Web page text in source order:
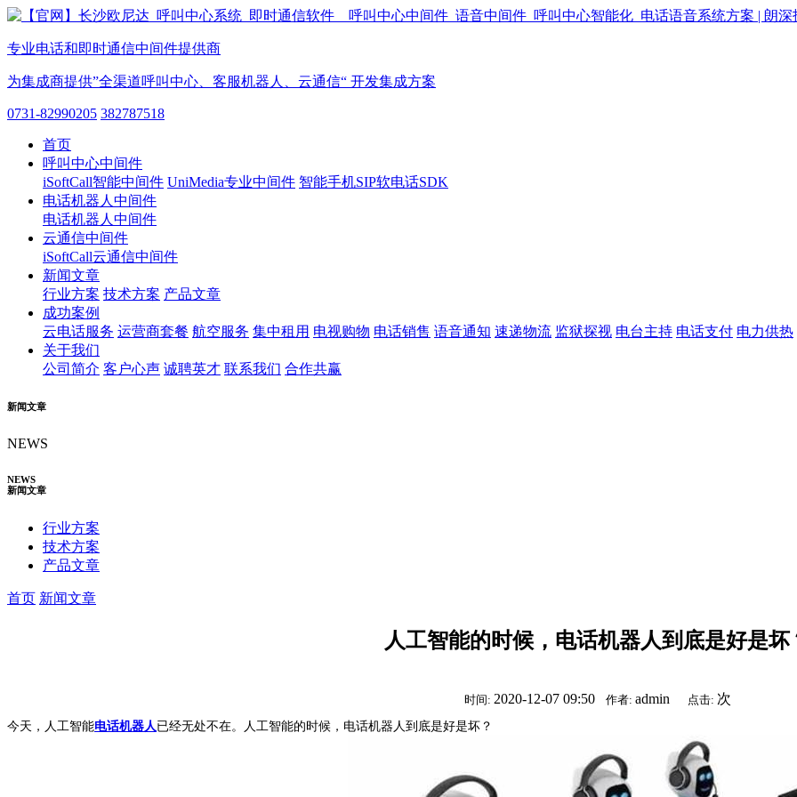
专业电话和即时通信中间件提供商
为集成商提供”全渠道呼叫中心、客服机器人、云通信“ 开发集成方案
0731-82990205 382787518
首页
呼叫中心中间件
iSoftCall智能中间件 UniMedia专业中间件 智能手机SIP软电话SDK
电话机器人中间件
电话机器人中间件
云通信中间件
iSoftCall云通信中间件
新闻文章
行业方案 技术方案 产品文章
成功案例
云电话服务 运营商套餐 航空服务 集中租用 电视购物 电话销售 语音通知 速递物流 监狱探视 电台主持 电话支付 电力供热
关于我们
公司简介 客户心声 诚聘英才 联系我们 合作共赢
新闻文章
NEWS
NEWS
新闻文章
行业方案
技术方案
产品文章
首页 新闻文章
人工智能的时候，电话机器人到底是好是坏
时间: 2020-12-07 09:50 作者: admin 点击: 次
今天，人工智能电话机器人已经无处不在。人工智能的时候，电话机器人到底是好是坏？